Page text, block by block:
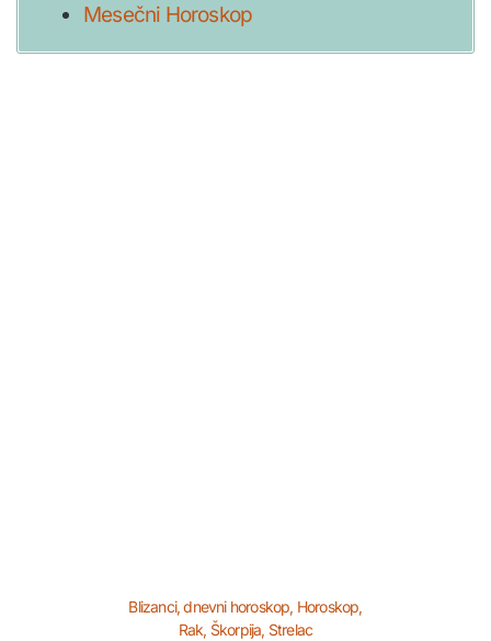
Mesečni Horoskop
Blizanci,dnevni horoskop, Horoskop,
Rak, Škorpija, Strelac